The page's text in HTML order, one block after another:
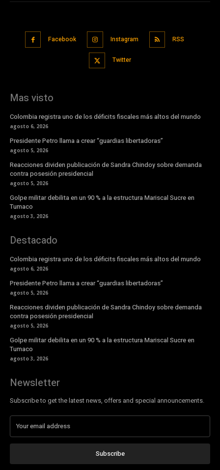
Facebook Instagram RSS
Twitter
Mas visto
Colombia registra uno de los déficits fiscales más altos del mundo
agosto 6, 2026
Presidente Petro llama a crear “guardias libertadoras”
agosto 5, 2026
Reacciones dividen publicación de Sandra Chindoy sobre demanda
contra posesión presidencial
agosto 5, 2026
Golpe militar debilita en un 90 % a la estructura Mariscal Sucre en
Tumaco
agosto 3, 2026
Destacado
Colombia registra uno de los déficits fiscales más altos del mundo
agosto 6, 2026
Presidente Petro llama a crear “guardias libertadoras”
agosto 5, 2026
Reacciones dividen publicación de Sandra Chindoy sobre demanda
contra posesión presidencial
agosto 5, 2026
Golpe militar debilita en un 90 % a la estructura Mariscal Sucre en
Tumaco
agosto 3, 2026
Newsletter
Subscribe to get the latest news, offers and special announcements.
Subscribe